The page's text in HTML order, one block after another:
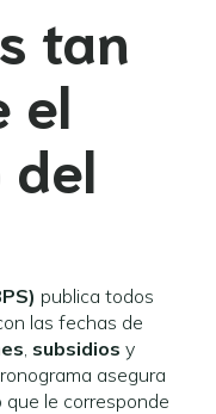
tan
el
publica todos
las fechas de
, subsidios y
asegura
le corresponde